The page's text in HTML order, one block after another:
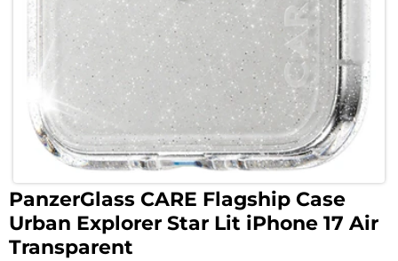
PanzerGlass CARE Flagship Case
Urban Explorer Star Lit iPhone 17 Air
Transparent